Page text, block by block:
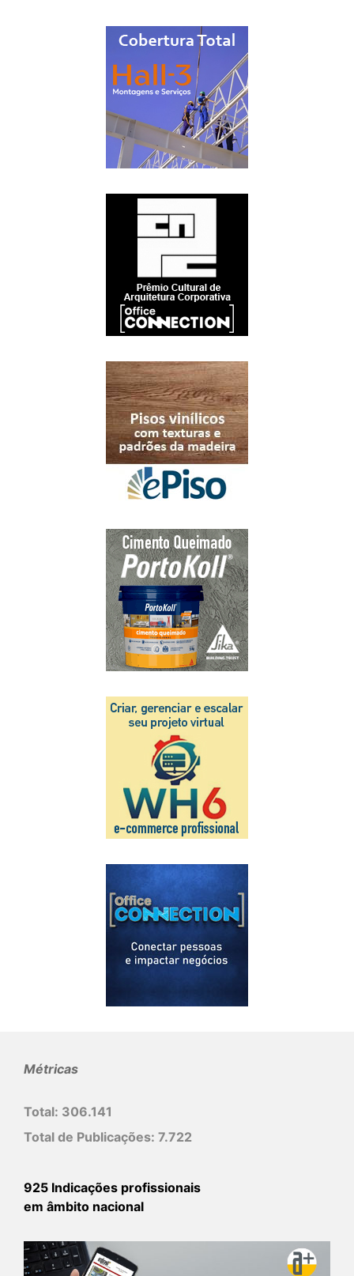
Métricas
Total: 306.141
Total de Publicações: 7.722
925 Indicações profissionais
em âmbito nacional